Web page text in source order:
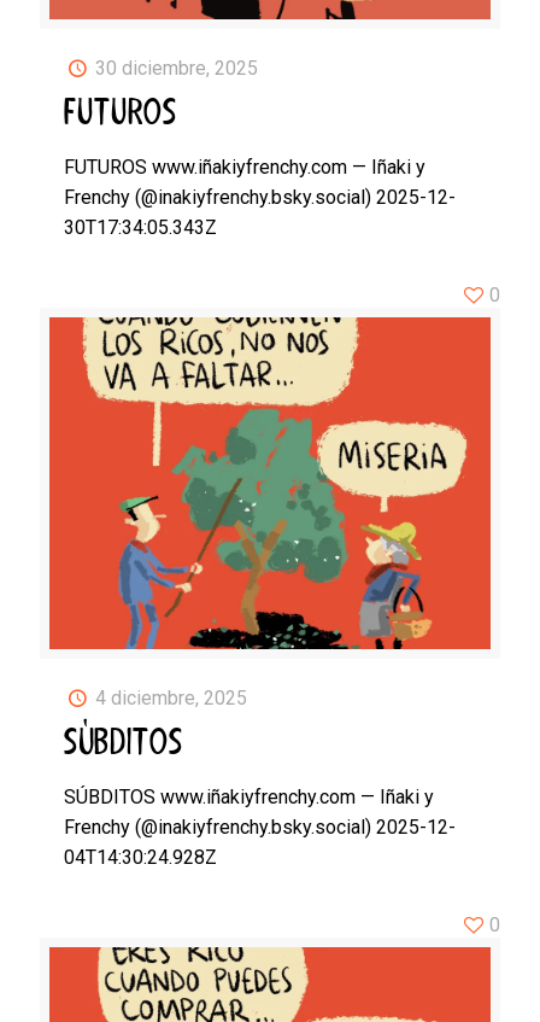
30 diciembre, 2025
FUTUROS
FUTUROS www.iñakiyfrenchy.com — Iñaki y
Frenchy (@inakiyfrenchy.bsky.social) 2025-12-
30T17:34:05.343Z
4 diciembre, 2025
SÚBDITOS
SÚBDITOS www.iñakiyfrenchy.com — Iñaki y
Frenchy (@inakiyfrenchy.bsky.social) 2025-12-
04T14:30:24.928Z
0
0